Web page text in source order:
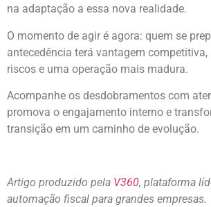
na adaptação a essa nova realidade.
O momento de agir é agora: quem se
antecedência terá vantagem competitiva,
riscos e uma operação mais madura.
Acompanhe os desdobramentos com
promova o engajamento interno e
transição em um caminho de evolução.
Artigo produzido pela V360, plataforma
automação fiscal para grandes empresas.